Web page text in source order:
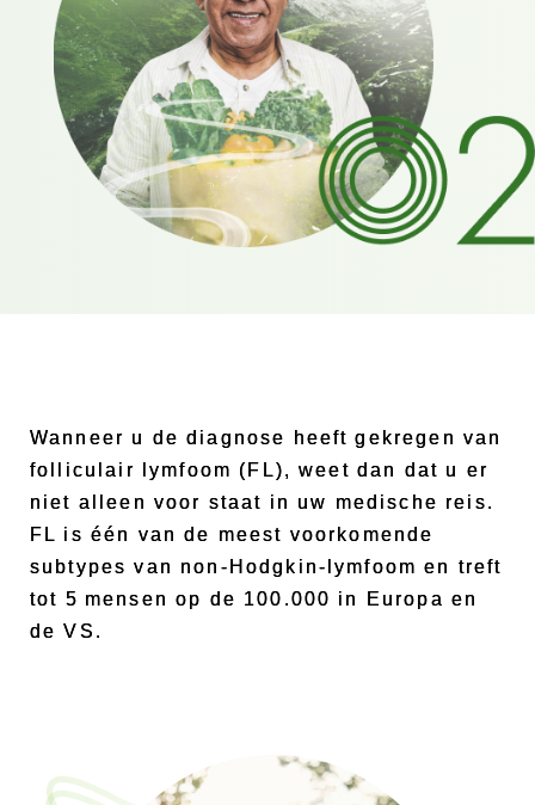
Wanneer u de diagnose heeft gekregen van
folliculair lymfoom (FL), weet dan dat u er
niet alleen voor staat in uw medische reis.
FL is één van de meest voorkomende
subtypes van non-Hodgkin-lymfoom en treft
tot 5 mensen op de 100.000 in Europa en
de VS.